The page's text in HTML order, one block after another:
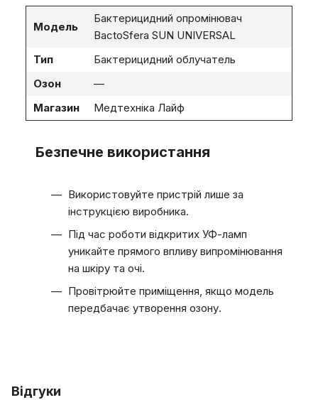
Модель
Бактерицидний опромінювач
BactoSfera SUN UNIVERSAL
Тип
Бактерицидний облучатель
Озон
—
Магазин
Медтехніка Лайф
Безпечне використання
Використовуйте пристрій лише за
інструкцією виробника.
Під час роботи відкритих УФ-ламп
уникайте прямого впливу випромінювання
на шкіру та очі.
Провітрюйте приміщення, якщо модель
передбачає утворення озону.
Відгуки